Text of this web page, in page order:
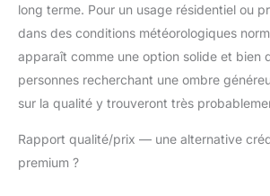
long terme. Pour un usage résidentiel ou
dans des conditions météorologiques
apparaît comme une option solide et bien
personnes recherchant une ombre
sur la qualité y trouveront très
Rapport qualité/prix — une alternative
premium ?